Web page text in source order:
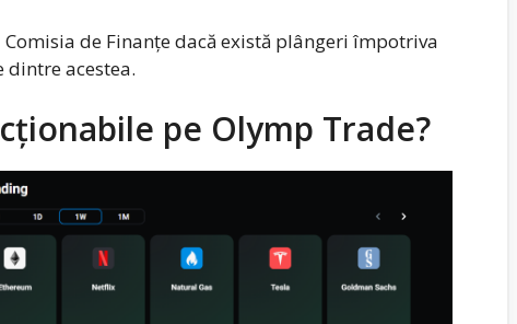
de Finanțe dacă există plângeri împotriva
acestea.
pe Olymp Trade?